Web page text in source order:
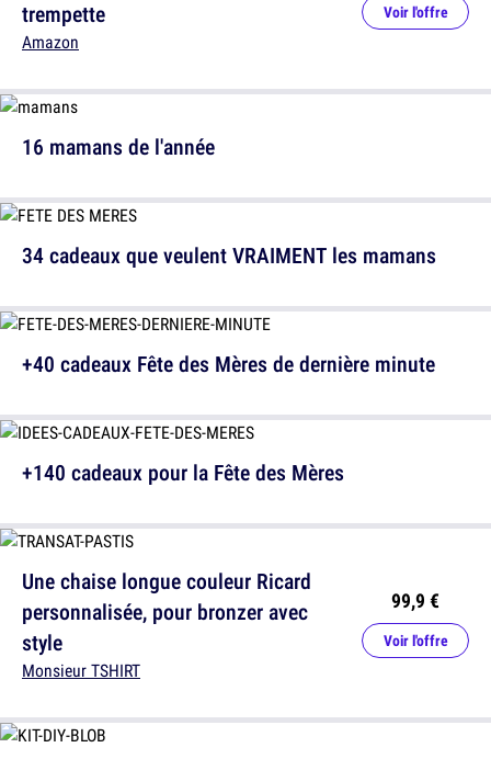
16 mamans de l'année
+40 cadeaux Fête des Mères de dernière minute
Une chaise longue couleur Ricard
personnalisée, pour bronzer avec
style
Monsieur TSHIRT
99,9 €
Voir l'offre
trempette
Amazon
Voir l'offre
34 cadeaux que veulent VRAIMENT les mamans
+140 cadeaux pour la Fête des Mères